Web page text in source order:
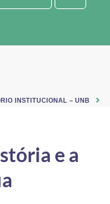
INSTITUCIONAL – UNB
e a